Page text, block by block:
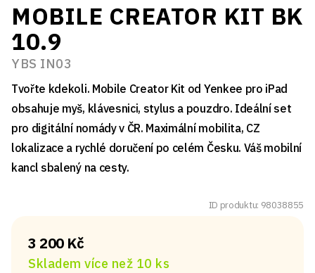
MOBILE CREATOR KIT BK
10.9
YBS IN03
Tvořte kdekoli. Mobile Creator Kit od Yenkee pro iPad
obsahuje myš, klávesnici, stylus a pouzdro. Ideální set
pro digitální nomády v ČR. Maximální mobilita, CZ
lokalizace a rychlé doručení po celém Česku. Váš mobilní
kancl sbalený na cesty.
ID produktu: 98038855
3 200 Kč
Skladem více než 10 ks